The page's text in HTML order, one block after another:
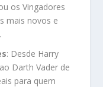
os Vingadores
mais novos e
: Desde Harry
Darth Vader de
para quem